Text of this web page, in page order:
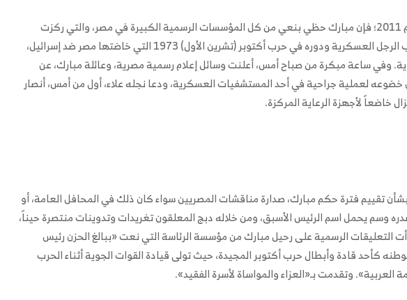
ورغم مغادرته للسلطة منذ عام 2011؛ فإن مبارك حظي بنعي من كل المؤسسات الرسمية الكبيرة في مصر، والتي ركزت
بشكل متشابه على ذكر مناقب الرجل العسكرية ودوره في حرب أكتوبر (تشرين الأول) 1973 التي خاضتها مصر ضد إسرائيل،
وفي ساعة مبكرة من صباح أمس، أعلنت وسائل إعلام رسمية مصرية، وعائلة مبارك، عن
لعملية جراحية في أحد المستشفيات العسكرية، ودعا نجله علاء، أول من أمس، أنصار
خاضعاً لأجهزة الرعاية المركزة.
تقييم فترة حكم مبارك، صدارة مناقشات المصريين سواء كان ذلك في المحافل العامة، أو
وسم يحمل اسم الرئيس الأسبق، ومن خلاله دبج المعلقون تغريدات وتدوينات منتصرة حيناً،
التعليقات الرسمية على رحيل مبارك من مؤسسة الرئاسة التي نعت «ببالغ الحزن رئيس
كأحد قادة وأبطال حرب أكتوبر المجيدة، حيث تولى قيادة القوات الجوية أثناء الحرب
العربية». وتقدمت بـ«العزاء والمواساة لأسرة الفقيد».